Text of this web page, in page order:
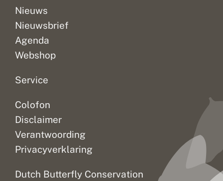
Nieuws
Nieuwsbrief
Agenda
Webshop
Service
Colofon
Disclaimer
Verantwoording
Privacyverklaring
Dutch Butterfly Conservation